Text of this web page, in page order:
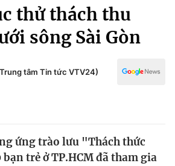
trí
thử thách thu
sông Sài Gòn
tâm Tin tức VTV24)
ứng trào lưu "Thách thức
trẻ ở TP.HCM đã tham gia